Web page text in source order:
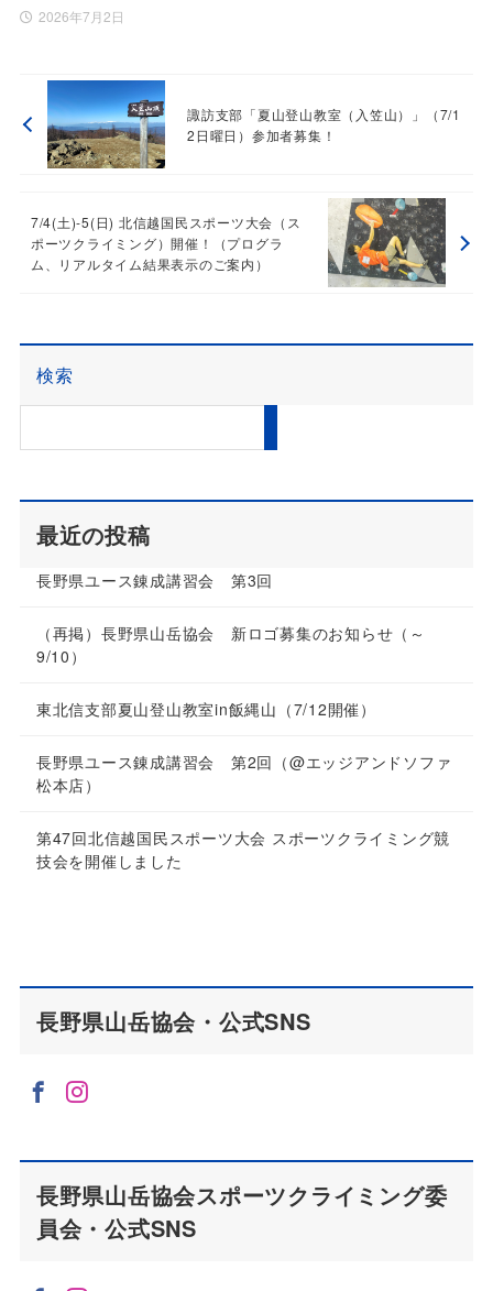
2026年7月2日
諏訪支部「夏山登山教室（入笠山）」（7/1
2日曜日）参加者募集！
7/4(土)-5(日) 北信越国民スポーツ大会（ス
ポーツクライミング）開催！（プログラ
ム、リアルタイム結果表示のご案内）
検索
最近の投稿
長野県ユース錬成講習会 第3回
（再掲）長野県山岳協会 新ロゴ募集のお知らせ（～
9/10）
東北信支部夏山登山教室in飯縄山（7/12開催）
長野県ユース錬成講習会 第2回（@エッジアンドソファ
松本店）
第47回北信越国民スポーツ大会 スポーツクライミング競
技会を開催しました
長野県山岳協会・公式SNS
長野県山岳協会スポーツクライミング委
員会・公式SNS